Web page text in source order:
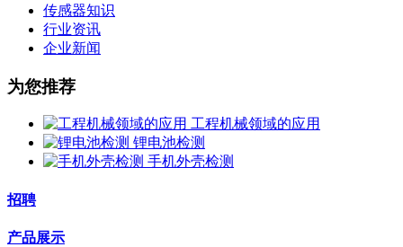
传感器知识
行业资讯
企业新闻
为您推荐
工程机械领域的应用
锂电池检测
手机外壳检测
招聘
产品展示